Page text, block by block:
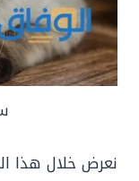
نعرض خلال هذا